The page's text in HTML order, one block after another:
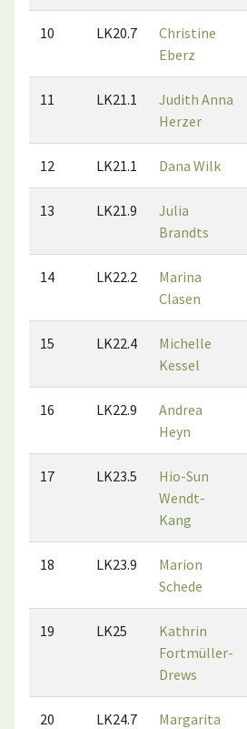
10 LK20.7
Christine
Eberz
11 LK21.1
Judith Anna
Herzer
12 LK21.1 Dana Wilk
13 LK21.9
Julia
Brandts
14 LK22.2
Marina
Clasen
15 LK22.4
Michelle
Kessel
16 LK22.9
Andrea
Heyn
17 LK23.5
Hio-Sun
Wendt-
Kang
18 LK23.9
Marion
Schede
19 LK25
Kathrin
Fortmüller-
Drews
20 LK24.7 Margarita